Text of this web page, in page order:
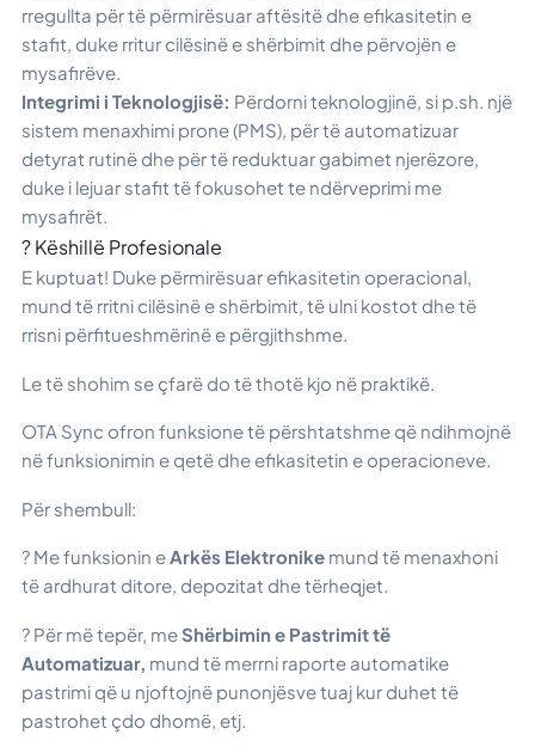
rregullta për të përmirësuar aftësitë dhe efikasitetin e
stafit, duke rritur cilësinë e shërbimit dhe përvojën e
mysafirëve.
Integrimi i Teknologjisë: Përdorni teknologjinë, si p.sh. një
sistem menaxhimi prone (PMS), për të automatizuar
detyrat rutinë dhe për të reduktuar gabimet njerëzore,
duke i lejuar stafit të fokusohet te ndërveprimi me
mysafirët.
? Këshillë Profesionale
E kuptuat! Duke përmirësuar efikasitetin operacional,
mund të rritni cilësinë e shërbimit, të ulni kostot dhe të
rrisni përfitueshmërinë e përgjithshme.
Le të shohim se çfarë do të thotë kjo në praktikë.
OTA Sync ofron funksione të përshtatshme që ndihmojnë
në funksionimin e qetë dhe efikasitetin e operacioneve.
Për shembull:
? Me funksionin eArkës Elektronike mund të menaxhoni
të ardhurat ditore, depozitat dhe tërheqjet.
? Për më tepër, meShërbimin e Pastrimit të
Automatizuar, mund të merrni raporte automatike
pastrimi që u njoftojnë punonjësve tuaj kur duhet të
pastrohet çdo dhomë, etj.